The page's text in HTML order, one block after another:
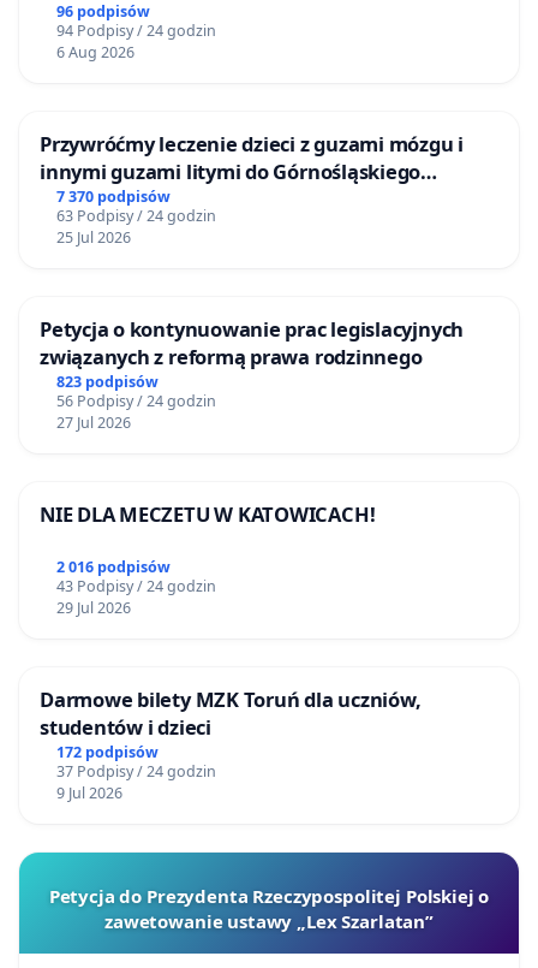
96 podpisów
94 Podpisy / 24 godzin
6 Aug 2026
Przywróćmy leczenie dzieci z guzami mózgu i
innymi guzami litymi do Górnośląskiego
Centrum Zdrowia Dziecka w Katowicach
7 370 podpisów
63 Podpisy / 24 godzin
25 Jul 2026
Petycja o kontynuowanie prac legislacyjnych
związanych z reformą prawa rodzinnego
823 podpisów
56 Podpisy / 24 godzin
27 Jul 2026
NIE DLA MECZETU W KATOWICACH!
2 016 podpisów
43 Podpisy / 24 godzin
29 Jul 2026
Darmowe bilety MZK Toruń dla uczniów,
studentów i dzieci
172 podpisów
37 Podpisy / 24 godzin
9 Jul 2026
Petycja do Prezydenta Rzeczypospolitej Polskiej o
zawetowanie ustawy „Lex Szarlatan”